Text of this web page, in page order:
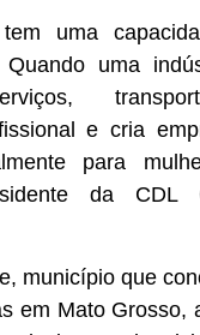
uma
Quando uma
e cria
para
da CDL
município que
em Mato Grosso,